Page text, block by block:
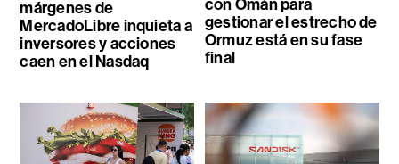
márgenes de
MercadoLibre inquieta a
inversores y acciones
caen en el Nasdaq
con Omán para
gestionar el estrecho de
Ormuz está en su fase
final